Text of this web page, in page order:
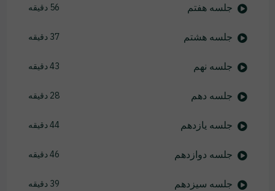
جلسه هفتم 56 دقیقه
جلسه هشتم 37 دقیقه
جلسه نهم 43 دقیقه
جلسه دهم 28 دقیقه
جلسه یازدهم 44 دقیقه
جلسه دوازدهم 46 دقیقه
جلسه سیزدهم 39 دقیقه